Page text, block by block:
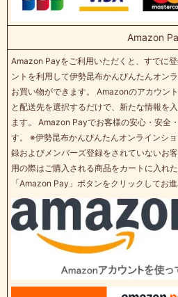
Amazon
Amazon Payをご利用いただくと、すでに
ントを利用して伊勢昆布かんぴんたんオン
お買い物ができます。 Amazonのアカウン
と配送先を選択するだけで、新たな情報を
ます。 Amazon Payでお客様の安心・安全
す。 ※伊勢昆布かんぴんたんオンラインシ
録およびメンバーズ登録をされていないお
用の際はご購入される商品をカートに入れ
「Amazon Pay」ボタンをクリックしてお進